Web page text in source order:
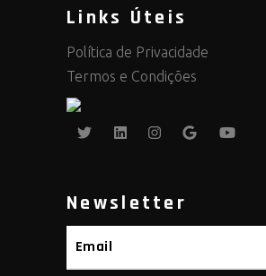
Links Úteis
Política de Privacidade
Termos e Condições
Newsletter